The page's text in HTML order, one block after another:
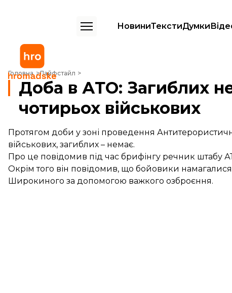
НовиниТекстиДумки
Головна Лайфстайл
Доба в АТО: Загиблих немає, поранено чотирьох військових
Доба в АТО: Загиблих
чотирьох військових
Протягом доби у зоні проведення
військових, загиблих – немає.
Про це повідомив під час брифінгу речник штабу
Окрім того він повідомив, що бойовики намагалися
Широкиного за допомогою важкого озброєння.